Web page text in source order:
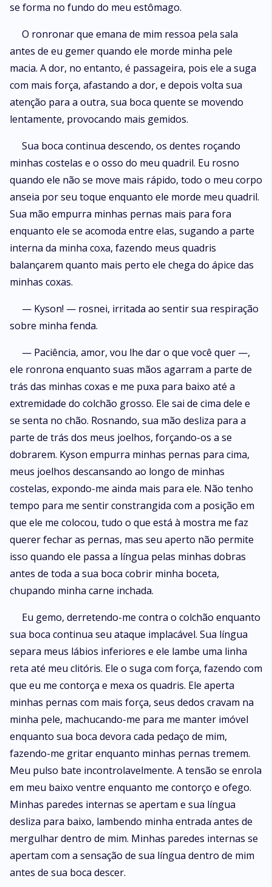
se forma no fundo do meu estômago.
O ronronar que emana de mim ressoa pela sala
antes de eu gemer quando ele morde minha pele
macia. A dor, no entanto, é passageira, pois ele a suga
com mais força, afastando a dor, e depois volta sua
atenção para a outra, sua boca quente se movendo
lentamente, provocando mais gemidos.
Sua boca continua descendo, os dentes roçando
minhas costelas e o osso do meu quadril. Eu rosno
quando ele não se move mais rápido, todo o meu corpo
anseia por seu toque enquanto ele morde meu quadril.
Sua mão empurra minhas pernas mais para fora
enquanto ele se acomoda entre elas, sugando a parte
interna da minha coxa, fazendo meus quadris
balançarem quanto mais perto ele chega do ápice das
minhas coxas.
— Kyson! — rosnei, irritada ao sentir sua respiração
sobre minha fenda.
— Paciência, amor, vou lhe dar o que você quer —,
ele ronrona enquanto suas mãos agarram a parte de
trás das minhas coxas e me puxa para baixo até a
extremidade do colchão grosso. Ele sai de cima dele e
se senta no chão. Rosnando, sua mão desliza para a
parte de trás dos meus joelhos, forçando-os a se
dobrarem. Kyson empurra minhas pernas para cima,
meus joelhos descansando ao longo de minhas
costelas, expondo-me ainda mais para ele. Não tenho
tempo para me sentir constrangida com a posição em
que ele me colocou, tudo o que está à mostra me faz
querer fechar as pernas, mas seu aperto não permite
isso quando ele passa a língua pelas minhas dobras
antes de toda a sua boca cobrir minha boceta,
chupando minha carne inchada.
Eu gemo, derretendo-me contra o colchão enquanto
sua boca continua seu ataque implacável. Sua língua
separa meus lábios inferiores e ele lambe uma linha
reta até meu clitóris. Ele o suga com força, fazendo com
que eu me contorça e mexa os quadris. Ele aperta
minhas pernas com mais força, seus dedos cravam na
minha pele, machucando-me para me manter imóvel
enquanto sua boca devora cada pedaço de mim,
fazendo-me gritar enquanto minhas pernas tremem.
Meu pulso bate incontrolavelmente. A tensão se enrola
em meu baixo ventre enquanto me contorço e ofego.
Minhas paredes internas se apertam e sua língua
desliza para baixo, lambendo minha entrada antes de
mergulhar dentro de mim. Minhas paredes internas se
apertam com a sensação de sua língua dentro de mim
antes de sua boca descer.